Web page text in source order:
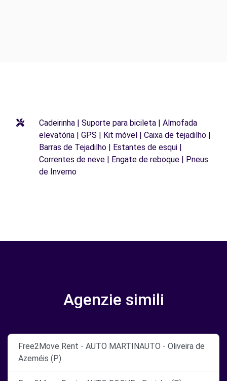
Cadeirinha | Suporte para bicileta | Almofada
elevatória | GPS | Kit móvel | Caixa de tejadilho |
Barras de Tejadilho | Estantes de esqui |
Correntes de neve | Engate de reboque | Pneus
de Inverno
Agenzie simili
Free2Move Rent - AUTO MARTINAUTO - Oliveira de
Azeméis (P)